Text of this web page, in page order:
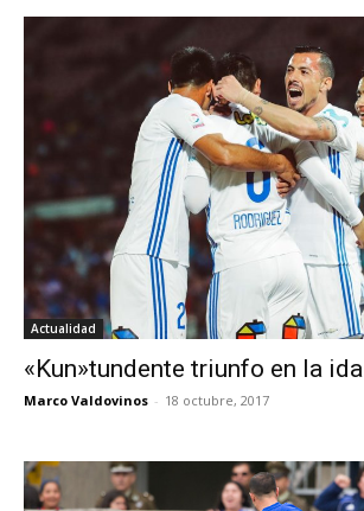
Actualidad
«Kun»tundente triunfo en la ida
Marco Valdovinos - 18 octubre, 2017